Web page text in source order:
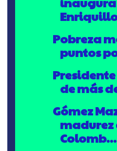
Pobreza
puntos
de más
Gómez
madurez
Colomb...